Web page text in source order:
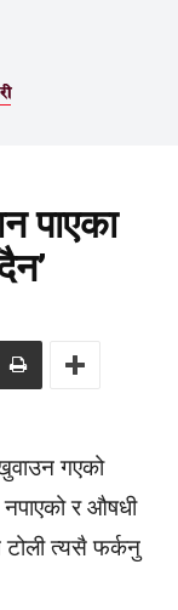
पाएका
गएको
र औषधी
त्यसै फर्कनु